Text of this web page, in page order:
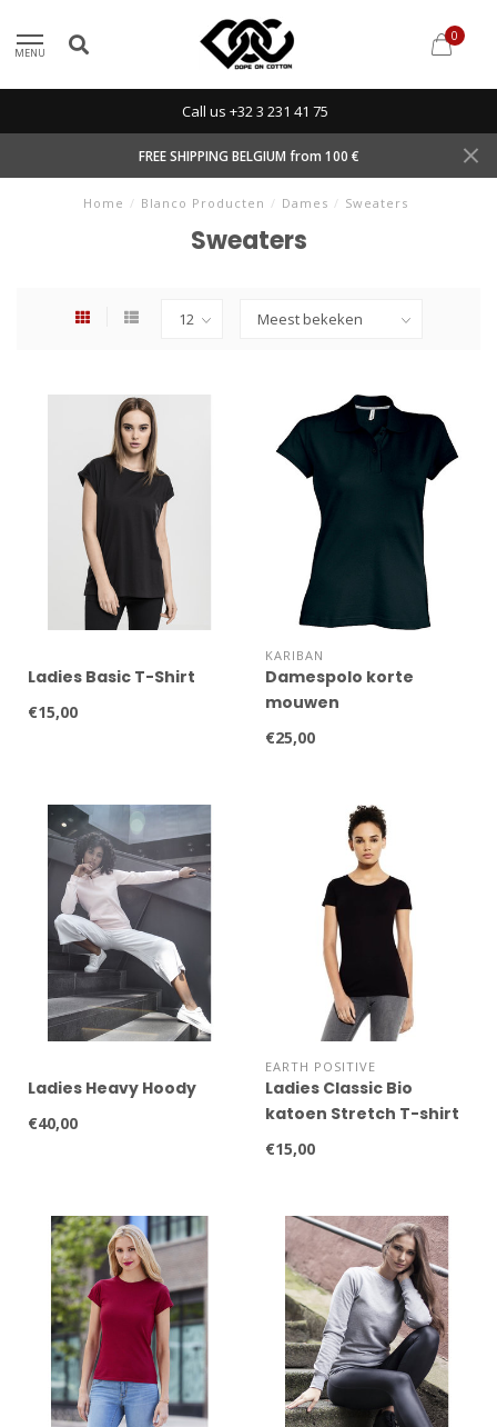
MENU
0
Call us +32 3 231 41 75
FREE SHIPPING BELGIUM from 100 €
Home / Blanco Producten / Dames / Sweaters
Sweaters
Ladies Basic T-Shirt
€15,00
KARIBAN
Damespolo korte
mouwen
€25,00
Ladies Heavy Hoody
€40,00
EARTH POSITIVE
Ladies Classic Bio
katoen Stretch T-shirt
€15,00